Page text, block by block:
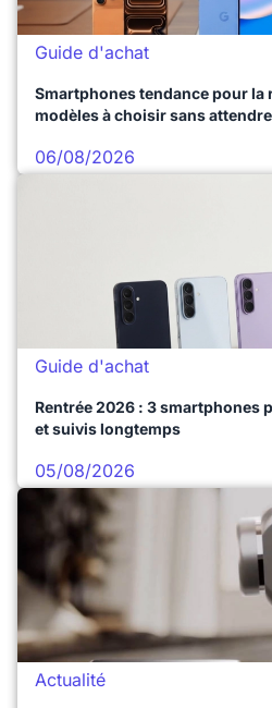
Guide d'achat
Smartphones tendance pour la
modèles à choisir sans
06/08/2026
Guide d'achat
Rentrée 2026 : 3 smartphones
et suivis longtemps
05/08/2026
Actualité